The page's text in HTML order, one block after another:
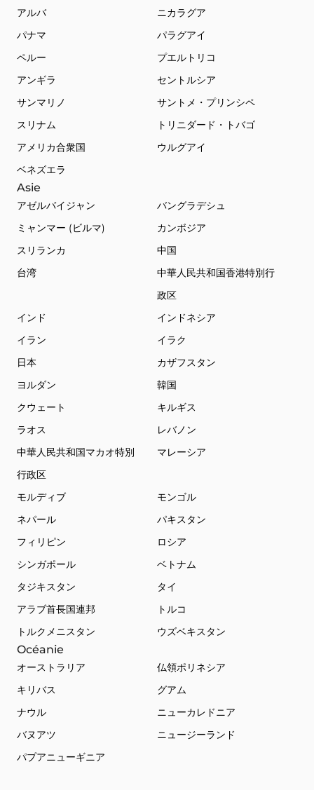
アルバ
ニカラグア
パナマ
パラグアイ
ペルー
プエルトリコ
アンギラ
セントルシア
サンマリノ
サントメ・プリンシペ
スリナム
トリニダード・トバゴ
アメリカ合衆国
ウルグアイ
ベネズエラ
Asie
アゼルバイジャン
バングラデシュ
ミャンマー (ビルマ)
カンボジア
スリランカ
中国
台湾
中華人民共和国香港特別行
政区
インド
インドネシア
イラン
イラク
日本
カザフスタン
ヨルダン
韓国
クウェート
キルギス
ラオス
レバノン
中華人民共和国マカオ特別
行政区
マレーシア
モルディブ
モンゴル
ネパール
パキスタン
フィリピン
ロシア
シンガポール
ベトナム
タジキスタン
タイ
アラブ首長国連邦
トルコ
トルクメニスタン
ウズベキスタン
Océanie
オーストラリア
仏領ポリネシア
キリバス
グアム
ナウル
ニューカレドニア
バヌアツ
ニュージーランド
パプアニューギニア